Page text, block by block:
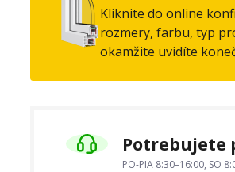
Kliknite do online
rozmery, farbu, typ
okamžite uvidíte
Potrebujete
PO-PIA 8:30–16:00, SO